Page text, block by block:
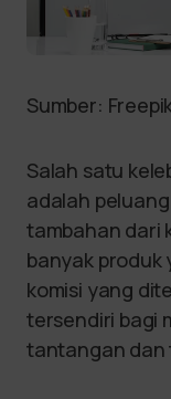
Sumber:
Salah satu
adalah
tambahan dari
banyak produk
komisi yang
tersendiri bagi
tantangan dan